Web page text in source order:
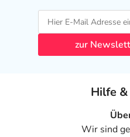
zur
Hilfe
Wir sind